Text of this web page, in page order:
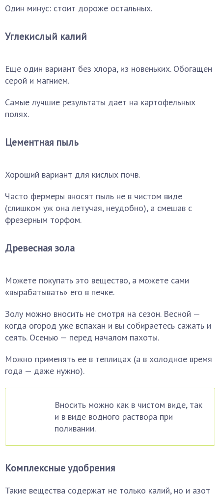
Один минус: стоит дороже остальных.
Углекислый калий
Еще один вариант без хлора, из новеньких. Обогащен
серой и магнием.
Самые лучшие результаты дает на картофельных
полях.
Цементная пыль
Хороший вариант для кислых почв.
Часто фермеры вносят пыль не в чистом виде
(слишком уж она летучая, неудобно), а смешав с
фрезерным торфом.
Древесная зола
Можете покупать это вещество, а можете сами
«вырабатывать» его в печке.
Золу можно вносить не смотря на сезон. Весной —
когда огород уже вспахан и вы собираетесь сажать и
сеять. Осенью — перед началом пахоты.
Можно применять ее в теплицах (а в холодное время
года — даже нужно).
Вносить можно как в чистом виде, так
и в виде водного раствора при
поливании.
Комплексные удобрения
Такие вещества содержат не только калий, но и азот